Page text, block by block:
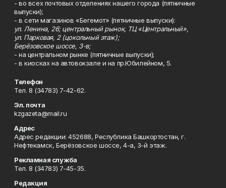
- во всех почтовых отделениях нашего города (пятничные
выпуски);
- в сети магазинов «Бегемот» (пятничные выпуски):
ул. Ленина, 26; центральный рынок, ТЦ «Центральный»,
ул. Парковая, 2 (цокольный этаж);
Берёзовское шоссе, 3-в;
- на центральном рынке (пятничные выпуски);
- в киосках на автовокзале и на пр.Юбилейном, 5.
Телефон
Тел. 8 (34783) 7-42-62.
Эл. почта
kzgazeta@mail.ru
Адрес
Адрес редакции: 452688, Республика Башкортостан, г.
Нефтекамск, Берёзовское шоссе, 4-а, 3-й этаж.
Рекламная служба
Тел. 8 (34783) 7-45-35.
Редакция